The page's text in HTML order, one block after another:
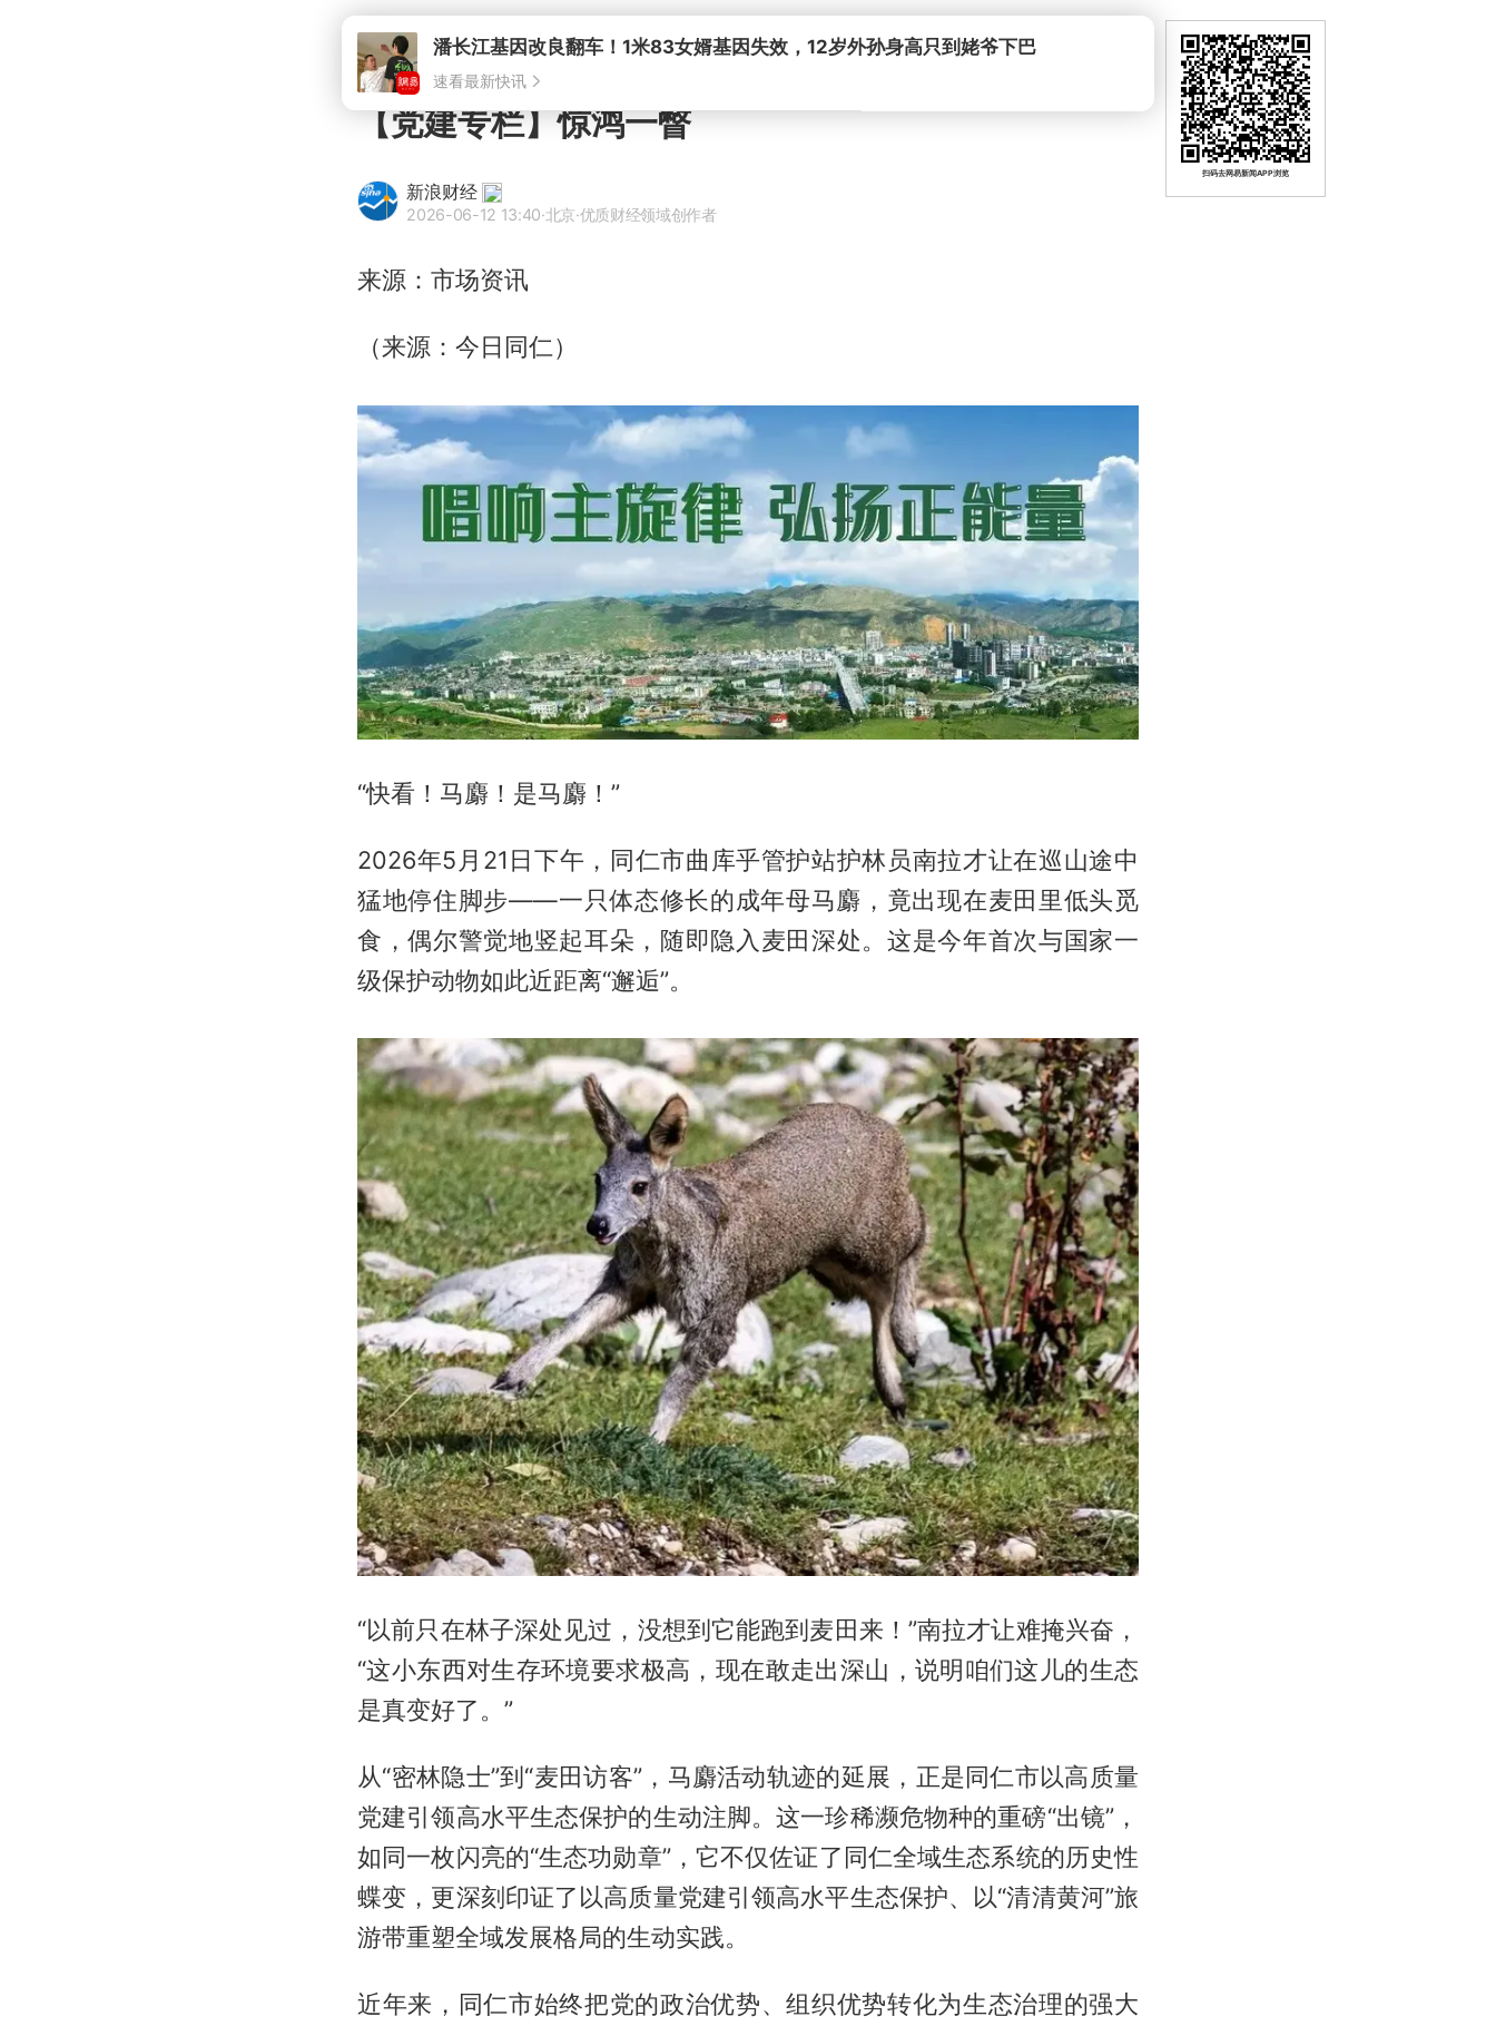
潘长江基因改良翻车！1米83女婿基因失效，12岁外孙身高只到姥爷下巴
速看最新快讯
【党建专栏】惊鸿一瞥
新浪财经
2026-06-12 13:40·北京·优质财经领域创作者
来源：市场资讯
（来源：今日同仁）
“快看！马麝！是马麝！”
2026年5月21日下午，同仁市曲库乎管护站护林员南拉才让在巡山途中
猛地停住脚步——一只体态修长的成年母马麝，竟出现在麦田里低头觅
食，偶尔警觉地竖起耳朵，随即隐入麦田深处。这是今年首次与国家一
级保护动物如此近距离“邂逅”。
“以前只在林子深处见过，没想到它能跑到麦田来！”南拉才让难掩兴奋，
“这小东西对生存环境要求极高，现在敢走出深山，说明咱们这儿的生态
是真变好了。”
从“密林隐士”到“麦田访客”，马麝活动轨迹的延展，正是同仁市以高质量
党建引领高水平生态保护的生动注脚。这一珍稀濒危物种的重磅“出镜”，
如同一枚闪亮的“生态功勋章”，它不仅佐证了同仁全域生态系统的历史性
蝶变，更深刻印证了以高质量党建引领高水平生态保护、以“清清黄河”旅
游带重塑全域发展格局的生动实践。
近年来，同仁市始终把党的政治优势、组织优势转化为生态治理的强大
扫码去网易新闻APP浏览